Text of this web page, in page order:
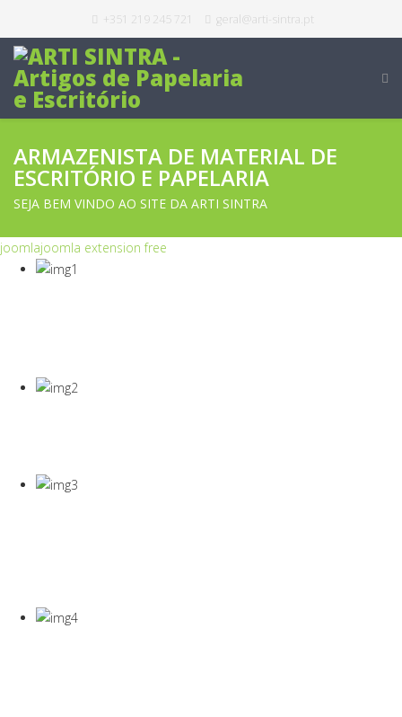
+351 219 245 721 geral@arti-sintra.pt
ARMAZENISTA DE MATERIAL DE
ESCRITÓRIO E PAPELARIA
SEJA BEM VINDO AO SITE DA ARTI SINTRA
joomlajoomla extension free